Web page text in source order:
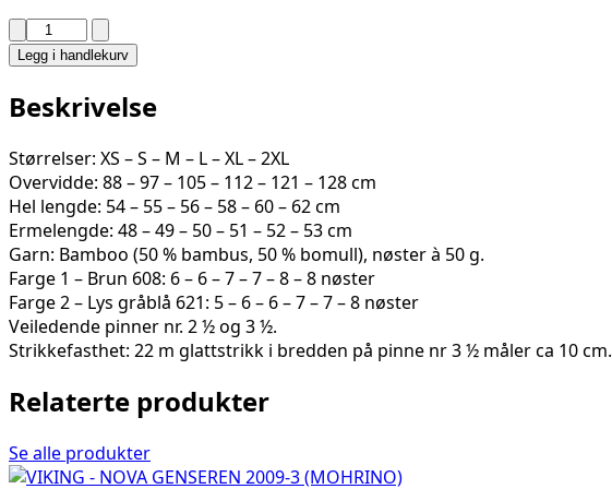
SALTY
GENSER
2610-
2D
antall
Legg i handlekurv
Beskrivelse
Størrelser: XS – S – M – L – XL – 2XL
Overvidde: 88 – 97 – 105 – 112 – 121 – 128 cm
Hel lengde: 54 – 55 – 56 – 58 – 60 – 62 cm
Ermelengde: 48 – 49 – 50 – 51 – 52 – 53 cm
Garn: Bamboo (50 % bambus, 50 % bomull), nøster à 50 g.
Farge 1 – Brun 608: 6 – 6 – 7 – 7 – 8 – 8 nøster
Farge 2 – Lys gråblå 621: 5 – 6 – 6 – 7 – 7 – 8 nøster
Veiledende pinner nr. 2 ½ og 3 ½.
Strikkefasthet: 22 m glattstrikk i bredden på pinne nr 3 ½ måler ca 10 cm.
Relaterte produkter
Se alle produkter